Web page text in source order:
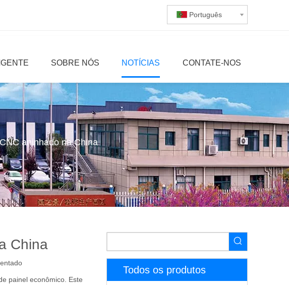
Português
SOBRE NÓS NOTÍCIAS CONTATE-NOS
aninhado na China
China
painel econômico. Este
Todos os produtos